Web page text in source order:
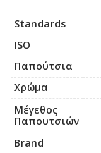
Standards
ISO
Παπούτσια
Χρώμα
Μέγεθος
Παπουτσιών
Brand